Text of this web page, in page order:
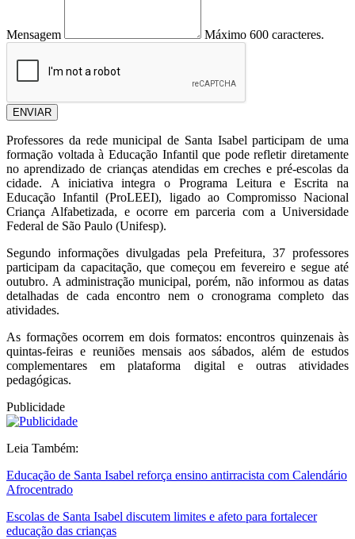
Mensagem Máximo 600 caracteres.
ENVIAR
Professores da rede municipal de Santa Isabel participam de uma
formação voltada à Educação Infantil que pode refletir diretamente
no aprendizado de crianças atendidas em creches e pré-escolas da
cidade. A iniciativa integra o Programa Leitura e Escrita na
Educação Infantil (ProLEEI), ligado ao Compromisso Nacional
Criança Alfabetizada, e ocorre em parceria com a Universidade
Federal de São Paulo (Unifesp).
Segundo informações divulgadas pela Prefeitura, 37 professores
participam da capacitação, que começou em fevereiro e segue até
outubro. A administração municipal, porém, não informou as datas
detalhadas de cada encontro nem o cronograma completo das
atividades.
As formações ocorrem em dois formatos: encontros quinzenais às
quintas-feiras e reuniões mensais aos sábados, além de estudos
complementares em plataforma digital e outras atividades
pedagógicas.
Publicidade
Leia Também:
Educação de Santa Isabel reforça ensino antirracista com Calendário
Afrocentrado
Escolas de Santa Isabel discutem limites e afeto para fortalecer
educação das crianças